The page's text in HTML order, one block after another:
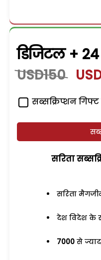
डिजिटल +
USD150
सब्सक्रिप्शन
सरिता
सरिता
देश विदेश के
7000 से